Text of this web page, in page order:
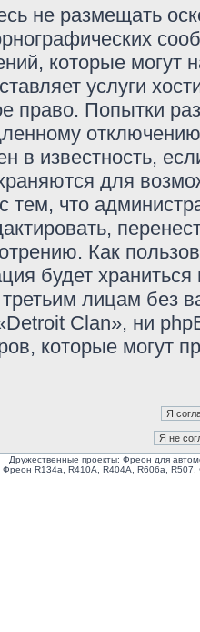
не размещать
которые могут
услуги
право. Попытки
в известность,
для
тем, что
Как
будет
третьим лицам без
Clan», ни
которые могут
Дружественные проекты: Фреон для
Фреон R134a, R410A, R404A, R606a,